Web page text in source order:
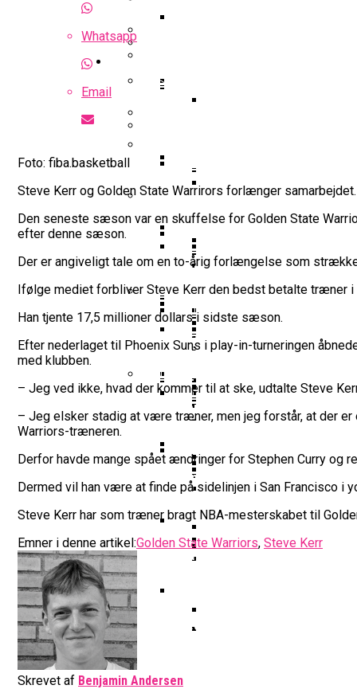
Podcast: Bakken Bears Jagter
Highlights: Finland – Danmark
Gustav Knudsen Efter Sejr Mod
Iffe Lundberg: “Det Er En
Video: August Møller Og
College Er Slut: Frida
Bakken Bears-Stjerne
Bakken Bears Sender
Succesfuld
Dansk Landstræner
FIBA Giver Danmark
Her Er Den Georgiske
Gustav Knudsen Og
Bakkens Supertalent
Vildt Comeback Og
Bakken Bears Skuffer
Bakken Bears Åbner
Champions League
16-Årige Noah
Dansk Tenerife-
EuroCup
EuroLeague Udvider
Mere Europæisk
ALBA Berlin Siger
Interview Med Allan Foss:
Emilie Hesseldal Stopper
Torsdag Jagter Noah
Wembanyamas EM-
Danmarks
FIBA World Cup
Interview Med Allan
VM 2023 All-Second
VM’s All Star-Hold
Tyskland Er
Olympiske Lege
Øvrig dansk basket
Ungdomspokalfinalerne:
Ekstra Bladet Har Købt
BørneBasketFonden
Fra Drøm Til Virkelighed:
Medlemstal I Dansk
Klumme
Morten Stig
Guides
Basketball odds
Whatsapp
Email
Foto: fiba.basketball
Steve Kerr og Golden State Warrirors forlænger samarbejdet.
Den seneste sæson var en skuffelse for Golden State
efter denne sæson.
Der er angiveligt tale om en to-årig forlængelse som
Ifølge mediet forbliver Steve Kerr den bedst betalte træner
Han tjente 17,5 millioner dollars i sidste sæson.
Efter nederlaget til Phoenix Suns i play-in-turneringen
med klubben.
– Jeg ved ikke, hvad der kommer til at ske, udtalte Steve
– Jeg elsker stadig at være træner, men jeg forstår, at der
Warriors-træneren.
Derfor havde mange spået ændringer for Stephen Curry og
Dermed vil han være at finde på sidelinjen i San Francisco i
Steve Kerr har som træner bragt NBA-mesterskabet til
Emner i denne artikel:Golden State Warriors, Steve Kerr
Skrevet af Benjamin Andersen